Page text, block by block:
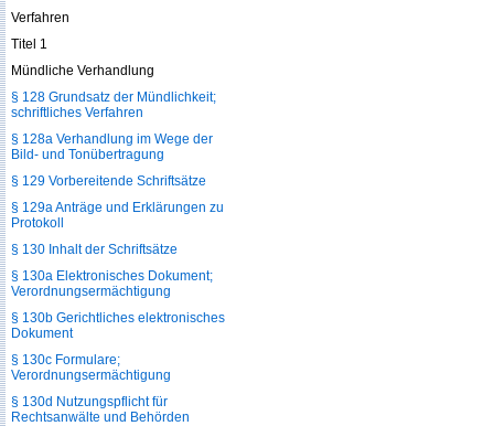
Verfahren
Titel 1
Mündliche Verhandlung
§ 128 Grundsatz der Mündlichkeit;
schriftliches Verfahren
§ 128a Verhandlung im Wege der
Bild- und Tonübertragung
§ 129 Vorbereitende Schriftsätze
§ 129a Anträge und Erklärungen zu
Protokoll
§ 130 Inhalt der Schriftsätze
§ 130a Elektronisches Dokument;
Verordnungsermächtigung
§ 130b Gerichtliches elektronisches
Dokument
§ 130c Formulare;
Verordnungsermächtigung
§ 130d Nutzungspflicht für
Rechtsanwälte und Behörden